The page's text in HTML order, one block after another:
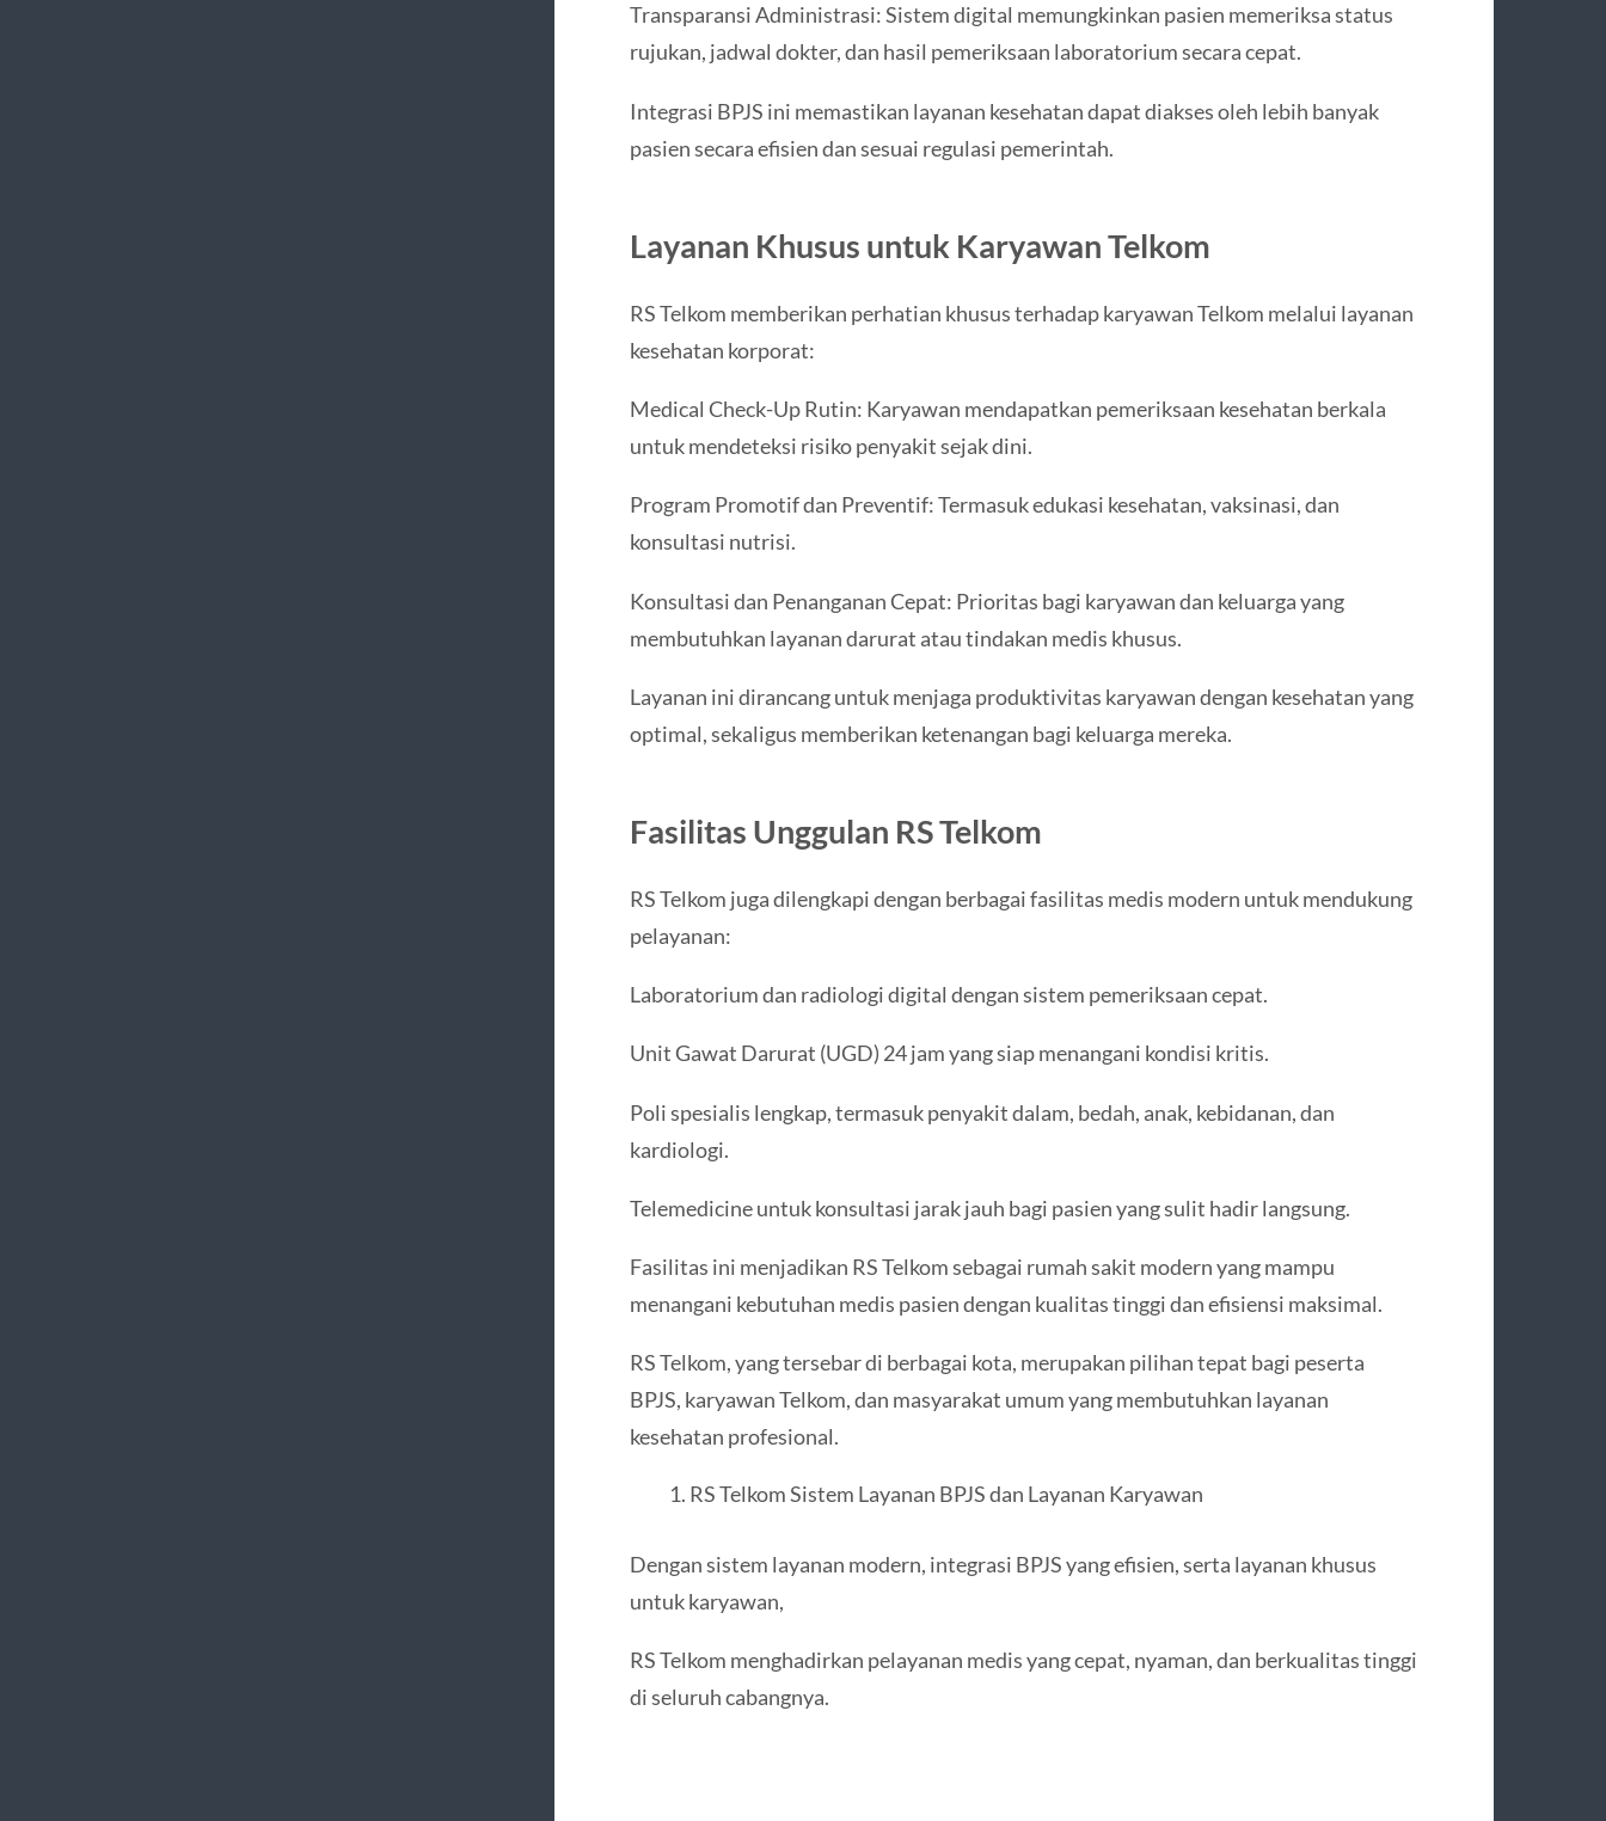
Transparansi Administrasi: Sistem digital memungkinkan pasien memeriksa status
rujukan, jadwal dokter, dan hasil pemeriksaan laboratorium secara cepat.
Integrasi BPJS ini memastikan layanan kesehatan dapat diakses oleh lebih banyak
pasien secara efisien dan sesuai regulasi pemerintah.
Layanan Khusus untuk Karyawan Telkom
RS Telkom memberikan perhatian khusus terhadap karyawan Telkom melalui layanan
kesehatan korporat:
Medical Check-Up Rutin: Karyawan mendapatkan pemeriksaan kesehatan berkala
untuk mendeteksi risiko penyakit sejak dini.
Program Promotif dan Preventif: Termasuk edukasi kesehatan, vaksinasi, dan
konsultasi nutrisi.
Konsultasi dan Penanganan Cepat: Prioritas bagi karyawan dan keluarga yang
membutuhkan layanan darurat atau tindakan medis khusus.
Layanan ini dirancang untuk menjaga produktivitas karyawan dengan kesehatan yang
optimal, sekaligus memberikan ketenangan bagi keluarga mereka.
Fasilitas Unggulan RS Telkom
RS Telkom juga dilengkapi dengan berbagai fasilitas medis modern untuk mendukung
pelayanan:
Laboratorium dan radiologi digital dengan sistem pemeriksaan cepat.
Unit Gawat Darurat (UGD) 24 jam yang siap menangani kondisi kritis.
Poli spesialis lengkap, termasuk penyakit dalam, bedah, anak, kebidanan, dan
kardiologi.
Telemedicine untuk konsultasi jarak jauh bagi pasien yang sulit hadir langsung.
Fasilitas ini menjadikan RS Telkom sebagai rumah sakit modern yang mampu
menangani kebutuhan medis pasien dengan kualitas tinggi dan efisiensi maksimal.
RS Telkom, yang tersebar di berbagai kota, merupakan pilihan tepat bagi peserta
BPJS, karyawan Telkom, dan masyarakat umum yang membutuhkan layanan
kesehatan profesional.
RS Telkom Sistem Layanan BPJS dan Layanan Karyawan
Dengan sistem layanan modern, integrasi BPJS yang efisien, serta layanan khusus
untuk karyawan,
RS Telkom menghadirkan pelayanan medis yang cepat, nyaman, dan berkualitas tinggi
di seluruh cabangnya.